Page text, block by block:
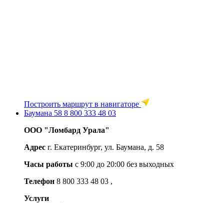
Построить маршрут в навигаторе
Баумана 58 8 800 333 48 03
ООО "Ломбард Урала"
Адрес г. Екатеринбург, ул. Баумана, д. 58
Часы работы c 9:00 до 20:00 без выходных
Телефон 8 800 333 48 03 ,
Услуги